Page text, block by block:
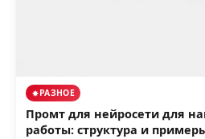
РАЗНОЕ
Промт для нейросети для
работы: структура и